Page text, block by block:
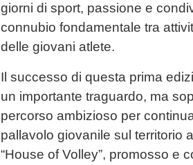
giorni di sport, passione e
connubio fondamentale tra
delle giovani atlete.
Il successo di questa prima
un importante traguardo, ma
percorso ambizioso per
pallavolo giovanile sul territorio
“House of Volley”, promosso e